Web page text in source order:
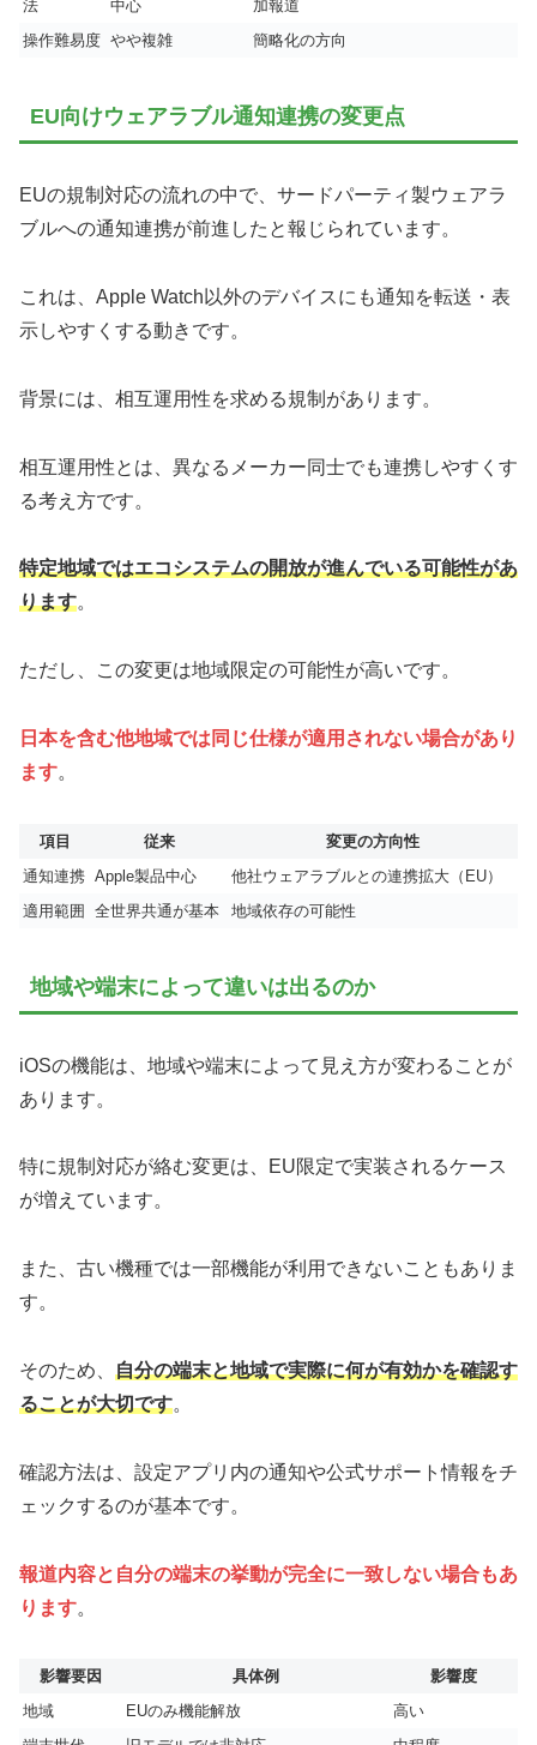
法
中心
加報道
操作難易度 やや複雑 簡略化の方向
EU向けウェアラブル通知連携の変更点
EUの規制対応の流れの中で、サードパーティ製ウェアラ
ブルへの通知連携が前進したと報じられています。
これは、Apple Watch以外のデバイスにも通知を転送・表
示しやすくする動きです。
背景には、相互運用性を求める規制があります。
相互運用性とは、異なるメーカー同士でも連携しやすくす
る考え方です。
特定地域ではエコシステムの開放が進んでいる可能性があ
ります。
ただし、この変更は地域限定の可能性が高いです。
日本を含む他地域では同じ仕様が適用されない場合があり
ます。
項目 従来
変更の方向性
通知連携 Apple製品中心
他社ウェアラブルとの連携拡大（EU）
適用範囲 全世界共通が基本 地域依存の可能性
地域や端末によって違いは出るのか
iOSの機能は、地域や端末によって見え方が変わることが
あります。
特に規制対応が絡む変更は、EU限定で実装されるケース
が増えています。
また、古い機種では一部機能が利用できないこともありま
す。
そのため、 自分の端末と地域で実際に何が有効かを確認す
ることが大切です。
確認方法は、設定アプリ内の通知や公式サポート情報をチ
ェックするのが基本です。
報道内容と自分の端末の挙動が完全に一致しない場合もあ
ります。
影響要因 具体例
影響度
地域
EUのみ機能解放
高い